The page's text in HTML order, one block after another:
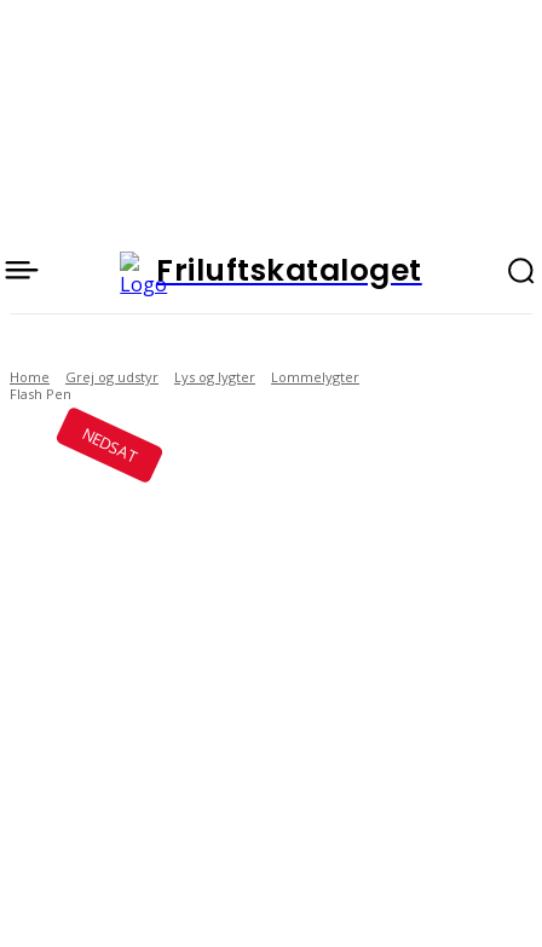
Friluftskataloget
Home Grej og udstyr Lys og lygter
Lommelygter
Flash Pen
NEDSAT